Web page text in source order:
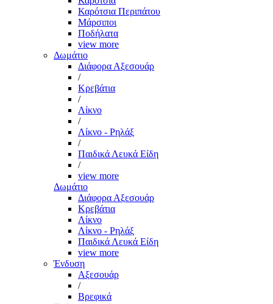
Καρότσια Περιπάτου
Μάρσιποι
Ποδήλατα
view more
Δωμάτιο
Διάφορα Αξεσουάρ
/
Κρεβάτια
/
Λίκνο
/
Λίκνο - Ρηλάξ
/
Παιδικά Λευκά Είδη
/
view more
Δωμάτιο
Διάφορα Αξεσουάρ
Κρεβάτια
Λίκνο
Λίκνο - Ρηλάξ
Παιδικά Λευκά Είδη
view more
Ένδυση
Αξεσουάρ
/
Βρεφικά